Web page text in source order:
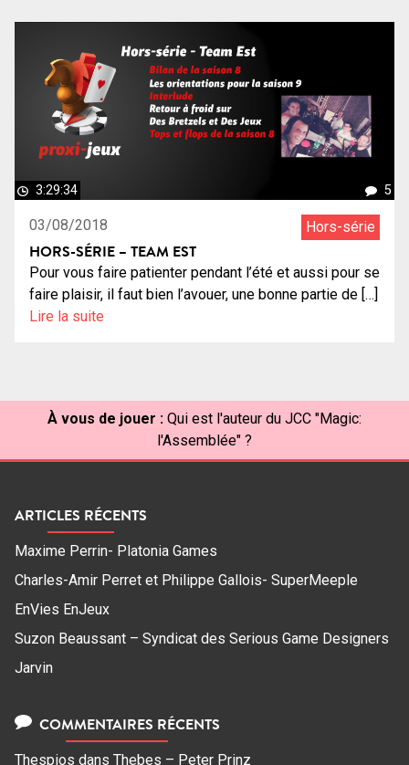
3:29:34 5
03/08/2018 Hors-série
HORS-SÉRIE – TEAM EST
Pour vous faire patienter pendant l’été et aussi pour se
faire plaisir, il faut bien l’avouer, une bonne partie de […]
Lire la suite
À vous de jouer : Qui est l'auteur du JCC "Magic:
l'Assemblée" ?
ARTICLES RÉCENTS
Maxime Perrin- Platonia Games
Charles-Amir Perret et Philippe Gallois- SuperMeeple
EnVies EnJeux
Suzon Beaussant – Syndicat des Serious Game Designers
Jarvin
COMMENTAIRES RÉCENTS
Thespios dans Thebes – Peter Prinz